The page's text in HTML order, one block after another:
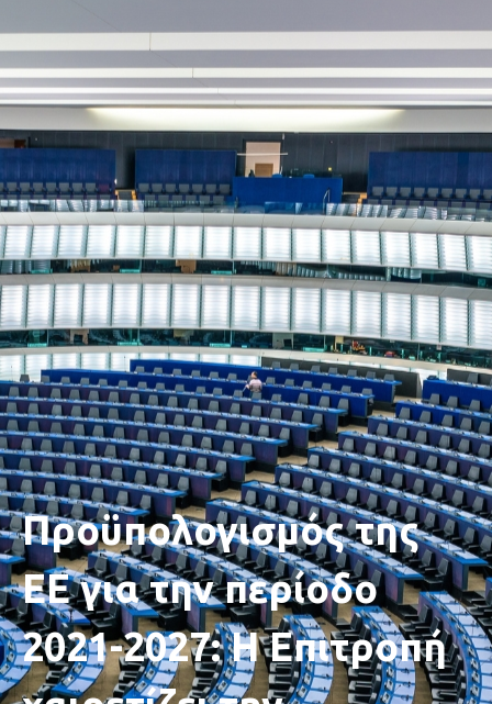
Προϋπολογισμός της
ΕΕ για την περίοδο
2021-2027: Η Επιτροπή